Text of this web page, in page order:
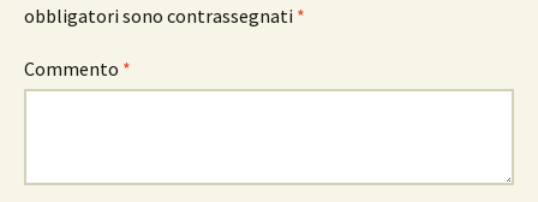
obbligatori sono contrassegnati *
Commento *